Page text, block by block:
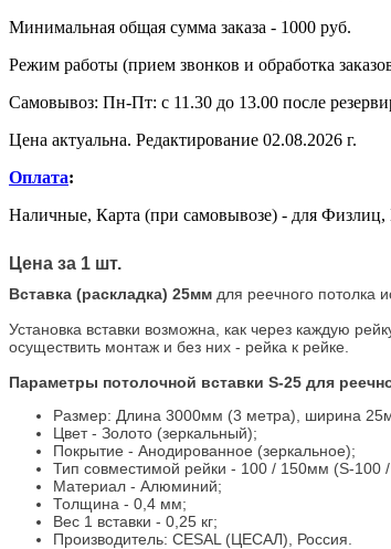
Минимальная общая сумма заказа - 1000 руб.
Режим работы (прием звонков и обработка
Самовывоз: Пн-Пт: с 11.30 до 13.00 после
Цена актуальна. Редактирование 02.08.2026 г.
Оплата:
Наличные, Карта (при самовывозе) - для
Цена за 1 шт.
Вставка (раскладка) 25мм для реечного потолка
Установка вставки возможна, как через каждую
осуществить монтаж и без них - рейка к рейке.
Параметры потолочной вставки S-25 для
Размер: Длина 3000мм (3 метра), ширина
Цвет - Золото (зеркальный);
Покрытие - Анодированное (зеркальное);
Тип совместимой рейки - 100 / 150мм (S-100
Материал - Алюминий;
Толщина - 0,4 мм;
Вес 1 вставки - 0,25 кг;
Производитель: CESAL (ЦЕСАЛ), Россия.